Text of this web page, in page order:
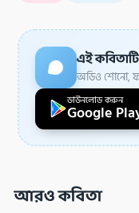
এই
অডিও শোনো,
ডাউনলোড করুন
Google
আরও কবিতা